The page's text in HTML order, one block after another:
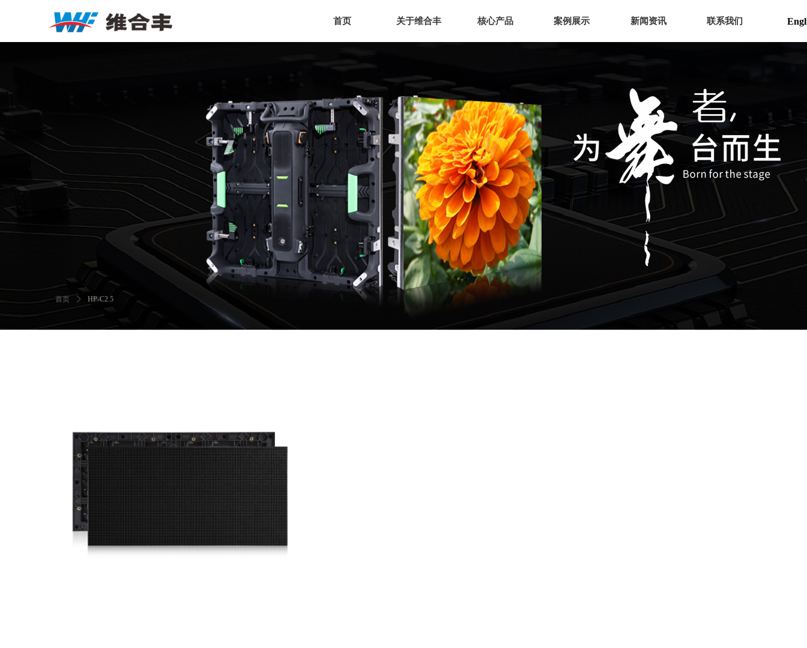
首页 关于维合丰 核心产品 案例展示 新闻资讯 联系我们
首页 ꄲ HP-C2.5